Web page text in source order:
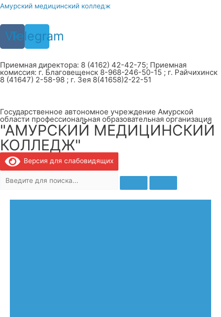
Перейти
содержимому
Амурский медицинский колледж
Vk
Telegram
Приемная директора: 8 (4162) 42-42-75; Приемная
комиссия: г. Благовещенск 8-968-246-50-15 ; г. Райчихинск
8 (41647) 2-58-98 ; г. Зея 8(41658)2-22-51
Государственное автономное учреждение Амурской
области профессиональная образовательная организация
"АМУРСКИЙ МЕДИЦИНСКИЙ
КОЛЛЕДЖ"
Версия для слабовидящих